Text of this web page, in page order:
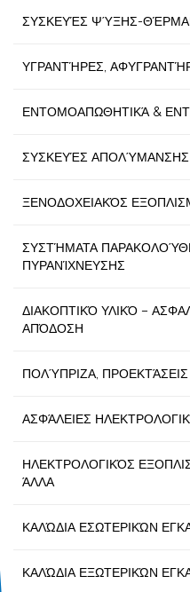
ΣΥΣΚΕΥΈΣ ΨΎΞΗΣ-
ΥΓΡΑΝΤΉΡΕΣ,
ΕΝΤΟΜΟΑΠΩΘΗΤΙΚΆ &
ΣΥΣΚΕΥΈΣ
ΞΕΝΟΔΟΧΕΙΑΚΌΣ
ΣΥΣΤΉΜΑΤΑ
ΠΥΡΑΝΊΧΝΕΥΣΗΣ
ΔΙΑΚΟΠΤΙΚΌ ΥΛΙΚΌ –
ΑΠΌΔΟΣΗ
ΠΟΛΎΠΡΙΖΑ,
ΑΣΦΆΛΕΙΕΣ
ΗΛΕΚΤΡΟΛΟΓΙΚΌΣ
ΆΛΛΑ
ΚΑΛΏΔΙΑ ΕΣΩΤΕΡΙΚΏΝ
ΚΑΛΏΔΙΑ ΕΞΩΤΕΡΙΚΏΝ